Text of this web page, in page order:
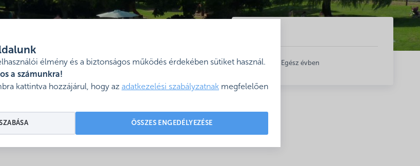
élmény és a biztonságos működés érdekében sütiket használ.
a számunkra!
kattintva hozzájárul, hogy az adatkezelési szabályzatnak megfelelően
ÖSSZES ENGEDÉLYEZÉSE
és Kemping
térképen
Nyitva: Egész évben